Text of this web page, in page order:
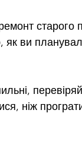
старого
як ви
ніж